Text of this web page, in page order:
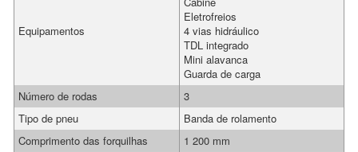
Equipamentos
Eletrofreios
4 vias hidráulico
TDL integrado
Mini alavanca
Guarda de carga
Número de rodas
3
Tipo de pneu
Banda de rolamento
Comprimento das forquilhas
1 200 mm